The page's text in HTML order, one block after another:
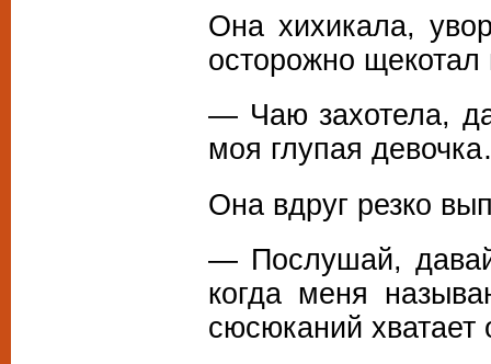
Она хихикала,
осторожно
— Чаю захотела,
моя глупая
Она вдруг резко
— Послушай, давай
когда меня
сюсюканий хватает